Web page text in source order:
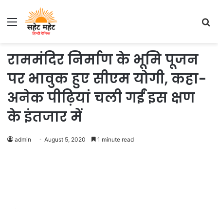
Menu
राममंदिर निर्माण के भूमि पूजन
पर भावुक हुए सीएम योगी, कहा-
अनेक पीढ़ियां चली गईं इस क्षण
के इंतजार में
admin August 5, 2020 1 minute read